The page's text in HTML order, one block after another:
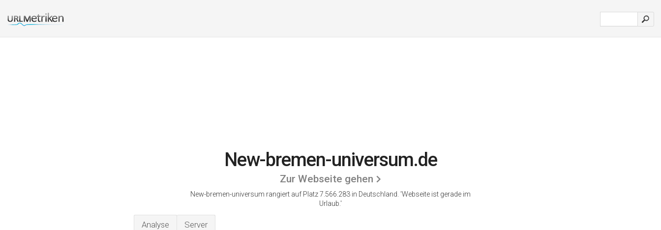
New-bremen-universum.de
Zur Webseite gehen
New-bremen-universum rangiert auf Platz 7.566.283 in Deutschland. 'Webseite ist gerade im
Urlaub.'
Analyse Server